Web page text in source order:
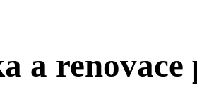
a renovace